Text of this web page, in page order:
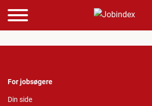
For jobsøgere
Din side